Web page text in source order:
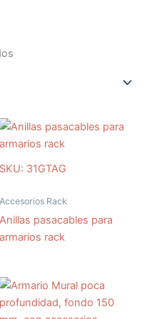
SKU: 31GTAG
Accesorios Rack
Anillas pasacables para
armarios rack